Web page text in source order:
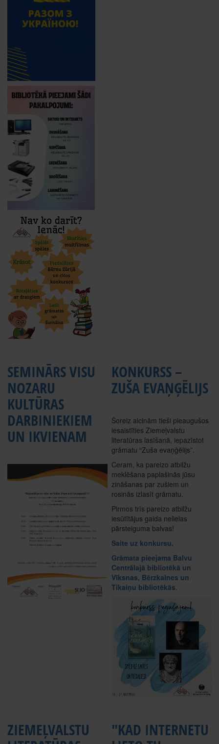
SEMINĀRS VISU
NOZARU
KULTŪRAS
DARBINIEKIEM
UN IKVIENAM
KONKURSS –
ZUŠA EVAŅĢĒLIJS
Šoreiz aicinām tieši pieaugušos
iesaistīties Ziemeļvalstu
literatūras lasīšanā, iepazīstot
grāmatu “Zuša evaņģēlijs”.
Ceram, ka pareizo atbilžu
meklēšana paplašinās jūsu
zināšanas par zušiem un
rosinās izlasīt grāmatu.
Pirmos trīs pareizo atbilžu
iesūtītājus gaida nelielas
pārsteiguma balvas!
Saite uz konkursu.
Grāmata pieejama Balvu
Centrālajā bibliotēkā un
Vīksnas, Bērzkalnes un
Tikaiņu bibliotēkās
ZIEMEĻVALSTU
"KAD INTERNETU